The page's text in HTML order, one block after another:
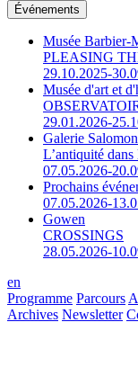
Événements
Musée Barbier-
PLEASING
29.10.2025-
Musée d'art et
29.01.2026-
Galerie
L’antiquité
07.05.2026-
Prochains
07.05.2026-
Gowen
CROSSINGS
28.05.2026-
en
Programme Parcours
Archives Newsletter